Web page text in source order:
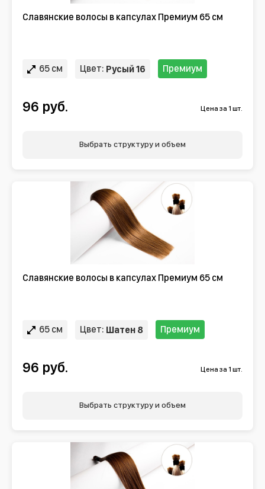
Славянские волосы в капсулах Премиум 65 см
65 см Цвет: Русый 16 Премиум
96 руб. Цена за 1 шт.
Выбрать структуру и объем
Славянские волосы в капсулах Премиум 65 см
65 см Цвет: Шатен 8 Премиум
96 руб. Цена за 1 шт.
Выбрать структуру и объем